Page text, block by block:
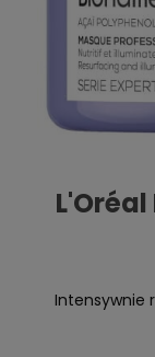
Intensywnie